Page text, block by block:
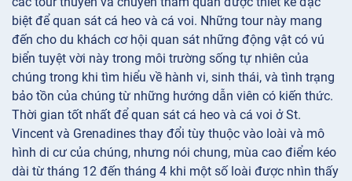
biệt để quan sát cá heo và cá voi. Những tour này mang
đến cho du khách cơ hội quan sát những động vật có vú
biển tuyệt vời này trong môi trường sống tự nhiên của
chúng trong khi tìm hiểu về hành vi, sinh thái, và tình trạng
bảo tồn của chúng từ những hướng dẫn viên có kiến thức.
Thời gian tốt nhất để quan sát cá heo và cá voi ở St.
Vincent và Grenadines thay đổi tùy thuộc vào loài và mô
hình di cư của chúng, nhưng nói chung, mùa cao điểm kéo
dài từ tháng 12 đến tháng 4 khi một số loài được nhìn thấy